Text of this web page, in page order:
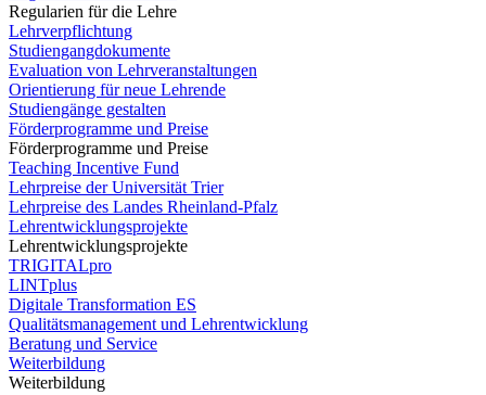
Regularien für die Lehre
Lehrverpflichtung
Studiengangdokumente
Evaluation von Lehrveranstaltungen
Orientierung für neue Lehrende
Studiengänge gestalten
Förderprogramme und Preise
Förderprogramme und Preise
Teaching Incentive Fund
Lehrpreise der Universität Trier
Lehrpreise des Landes Rheinland-Pfalz
Lehrentwicklungsprojekte
Lehrentwicklungsprojekte
TRIGITALpro
LINTplus
Digitale Transformation ES
Qualitätsmanagement und Lehrentwicklung
Beratung und Service
Weiterbildung
Weiterbildung